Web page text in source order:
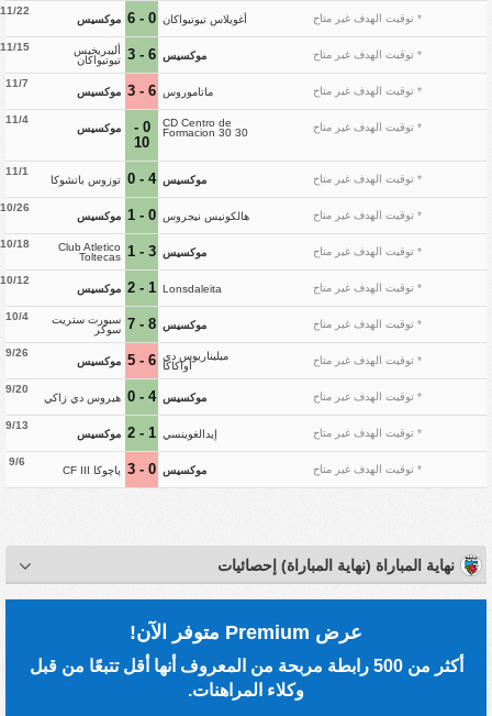
11/22
موكسيس 0 - 6 أغويلاس تيوتيواكان * توقيت الهدف غير متاح
11/15
أليبريخيس
تيوتيواكان
6 - 3 موكسيس * توقيت الهدف غير متاح
11/7
موكسيس 6 - 3 ماتاموروس * توقيت الهدف غير متاح
11/4
موكسيس
0 -
10
CD Centro de
Formacion 30 30
* توقيت الهدف غير متاح
11/1
توزوس باتشوكا 4 - 0 موكسيس * توقيت الهدف غير متاح
10/26
موكسيس 0 - 1 هالكونيس نيجروس * توقيت الهدف غير متاح
10/18
Club Atletico
Toltecas
3 - 1 موكسيس * توقيت الهدف غير متاح
10/12
موكسيس 1 - 2 Lonsdaleita * توقيت الهدف غير متاح
10/4
سبورت ستريت
سوكر
8 - 7 موكسيس * توقيت الهدف غير متاح
9/26
موكسيس 6 - 5 ميليناريوس دي
أواكاكا
* توقيت الهدف غير متاح
9/20
هيروس دي زاكي 4 - 0 موكسيس * توقيت الهدف غير متاح
9/13
موكسيس 1 - 2 إيدالغوينسي * توقيت الهدف غير متاح
9/6
پاچوكا CF III 0 - 3 موكسيس * توقيت الهدف غير متاح
نهاية المباراة (نهاية المباراة) إحصائيات
عرض Premium متوفر الآن!
أكثر من 500 رابطة مربحة من المعروف أنها أقل تتبعًا من قبل
وكلاء المراهنات.